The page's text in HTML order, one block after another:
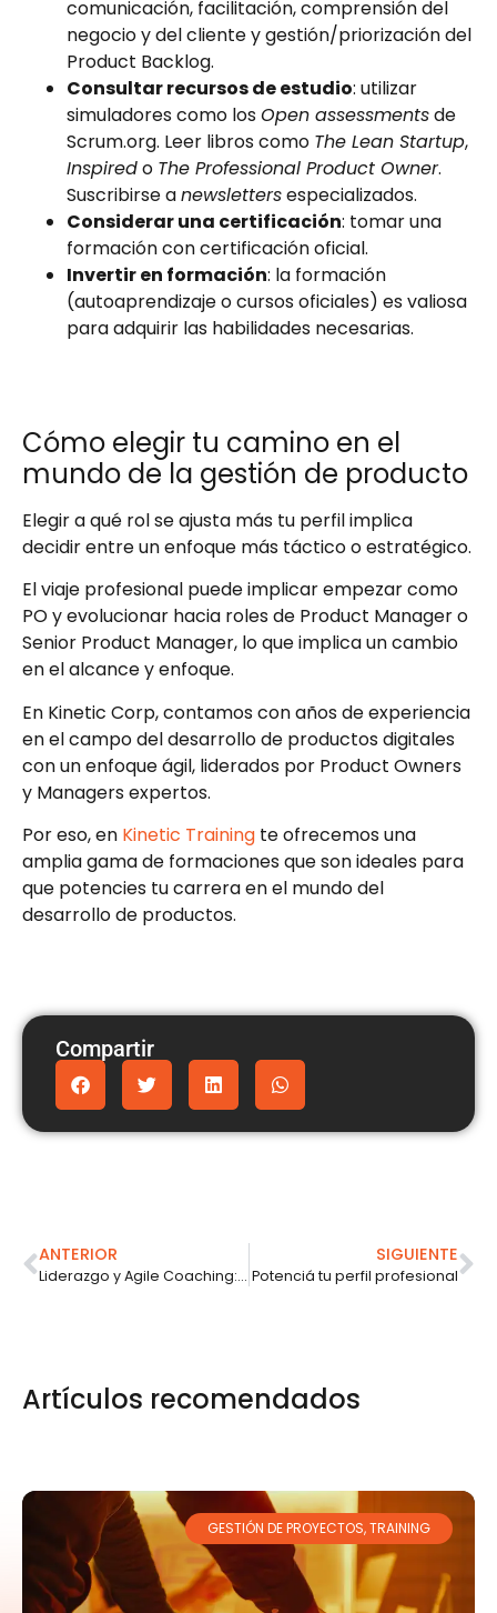
comunicación, facilitación, comprensión del
negocio y del cliente y gestión/priorización del
Product Backlog.
Consultar recursos de estudio: utilizar
simuladores como losOpen assessmentsde
Scrum.org. Leer libros como The Lean Startup,
Inspiredo The Professional Product Owner.
Suscribirse anewslettersespecializados.
Considerar una certificación: tomar una
formación con certificación oficial.
Invertir en formación: la formación
(autoaprendizaje o cursos oficiales) es valiosa
para adquirir las habilidades necesarias.
Cómo elegir tu camino en el
mundo de la gestión de producto
Elegir a qué rol se ajusta más tu perfil implica
decidir entre un enfoque más táctico o estratégico.
El viaje profesional puede implicar empezar como
PO y evolucionar hacia roles de Product Manager o
Senior Product Manager, lo que implica un cambio
en el alcance y enfoque.
En Kinetic Corp, contamos con años de experiencia
en el campo del desarrollo de productos digitales
con un enfoque ágil, liderados por Product Owners
y Managers expertos.
Por eso, en Kinetic Training te ofrecemos una
amplia gama de formaciones que son ideales para
que potencies tu carrera en el mundo del
desarrollo de productos.
Compartir
ANTERIOR
Liderazgo y Agile Coaching: una nueva mirada
SIGUIENTE
Potenciá tu perfil profesional
Artículos recomendados
GESTIÓN DE PROYECTOS,TRAINING